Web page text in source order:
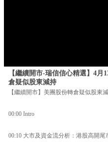
【繼續開市-瑞信信心精選】4
倉疑似股東減持
【繼續開市】美團股份轉倉疑似股東
00:00 Intro
00:10 大市及資金流分析：港股高開